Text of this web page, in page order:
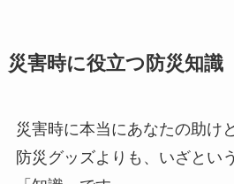
災害時に役立つ防災知識
災害時に本当にあなたの助け
防災グッズよりも、いざとい